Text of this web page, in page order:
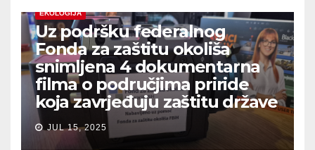
EKOLOGIJA
Uz podršku federalnog
Fonda za zaštitu okoliša
snimljena 4 dokumentarna
filma o područjima priride
koja zavrjeđuju zaštitu države
JUL 15, 2025